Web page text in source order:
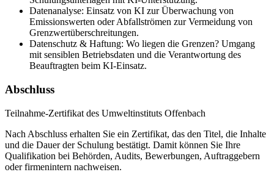
Datenanalyse: Einsatz von KI zur Überwachung von
Emissionswerten oder Abfallströmen zur Vermeidung von
Grenzwertüberschreitungen.
Datenschutz & Haftung: Wo liegen die Grenzen? Umgang
mit sensiblen Betriebsdaten und die Verantwortung des
Beauftragten beim KI-Einsatz.
Abschluss
Teilnahme-Zertifikat des Umweltinstituts Offenbach
Nach Abschluss erhalten Sie ein Zertifikat, das den Titel, die Inhalte
und die Dauer der Schulung bestätigt. Damit können Sie Ihre
Qualifikation bei Behörden, Audits, Bewerbungen, Auftraggebern
oder firmenintern nachweisen.